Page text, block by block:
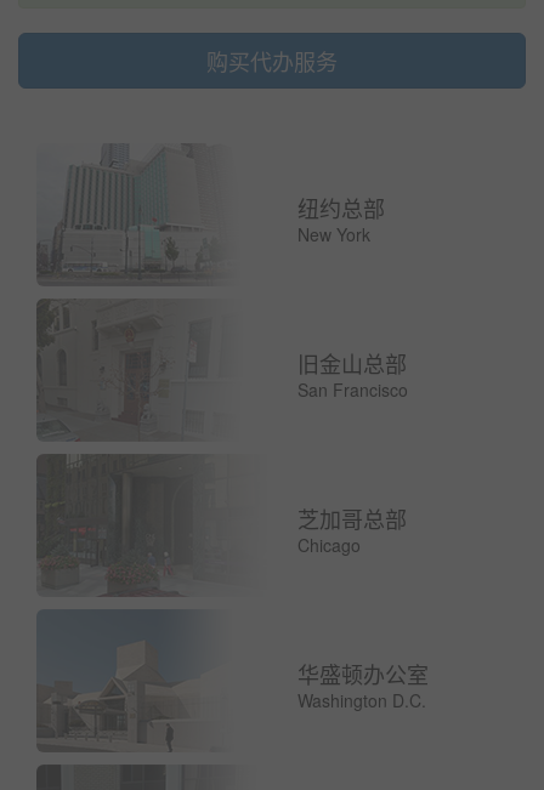
购买代办服务
纽约总部
New York
旧金山总部
San Francisco
芝加哥总部
Chicago
华盛顿办公室
Washington D.C.